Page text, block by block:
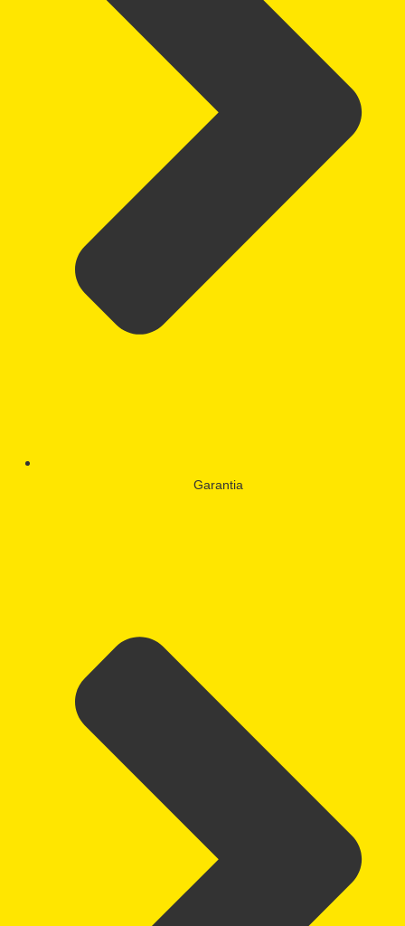
Garantia